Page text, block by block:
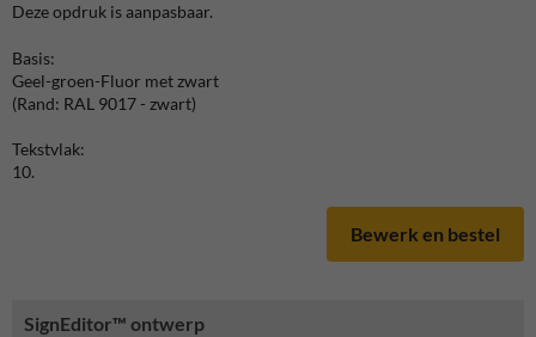
SignEditor™ ontwerp
Deze opdruk is aanpasbaar.
Basis:
Geel-groen-Fluor met zwart
(Rand: RAL 9017 - zwart)
Tekstvlak:
10.
Bewerk en bestel